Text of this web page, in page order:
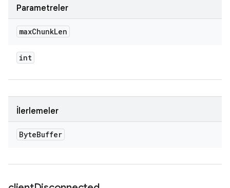
Parametreler
maxChunkLen
int
İlerlemeler
ByteBuffer